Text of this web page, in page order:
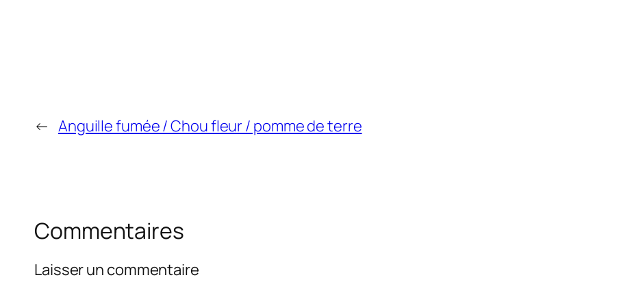
← Anguille fumée / Chou fleur / pomme de terre
Commentaires
Laisser un commentaire